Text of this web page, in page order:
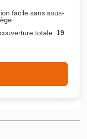
facile sans sous-
totale. 19